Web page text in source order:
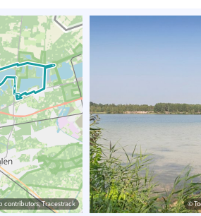
contributors, Tracestrack ©